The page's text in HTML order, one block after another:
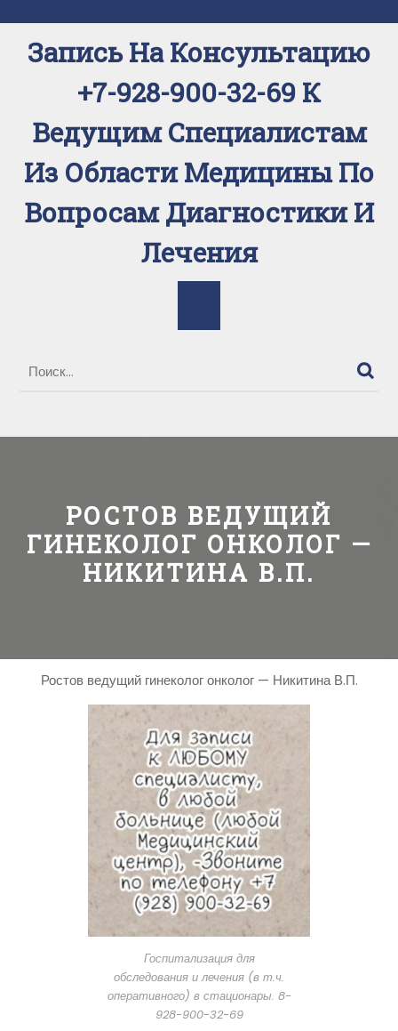
к
содержимому
Запись На Консультацию
+7-928-900-32-69 К
Ведущим Специалистам
Из Области Медицины По
Вопросам Диагностики И
Лечения
РОСТОВ ВЕДУЩИЙ
ГИНЕКОЛОГ ОНКОЛОГ —
НИКИТИНА В.П.
Ростов ведущий гинеколог онколог — Никитина В.П.
Госпитализация для
обследования и лечения (в т.ч.
оперативного) в стационары. 8-
928-900-32-69